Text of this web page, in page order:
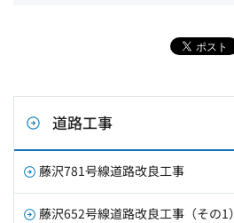
道路工事
藤沢781号線道路改良工事
藤沢652号線道路改良工事（その1）